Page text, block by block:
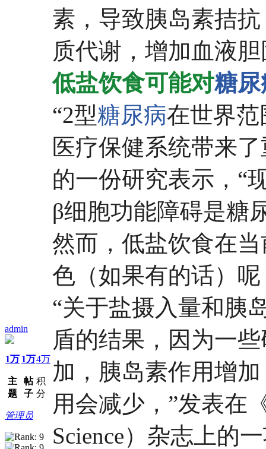
admin
1万
主
题
1万
帖
子
4万
积
分
管理员
素，导致胰岛素拮
质代谢，增加血液
低盐饮食可能对糖尿
“2型糖尿病在世界
医疗保健系统带来
的一份研究表示，“
β细胞功能障碍是糖
然而，低盐饮食在
色（如果有的话）呢
“关于盐摄入量和胰
盾的结果，因为一
加，胰岛素作用增
用会减少，”发表在
Science）杂志上的